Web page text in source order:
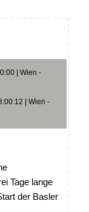
| Wien -
| Wien -
Tage lange
der Basler